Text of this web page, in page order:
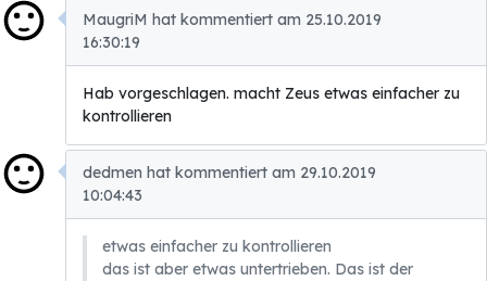
MaugriM hat kommentiert am 25.10.2019
16:30:19
Hab vorgeschlagen. macht Zeus etwas einfacher zu
kontrollieren
dedmen hat kommentiert am 29.10.2019
10:04:43
etwas einfacher zu kontrollieren
das ist aber etwas untertrieben. Das ist der